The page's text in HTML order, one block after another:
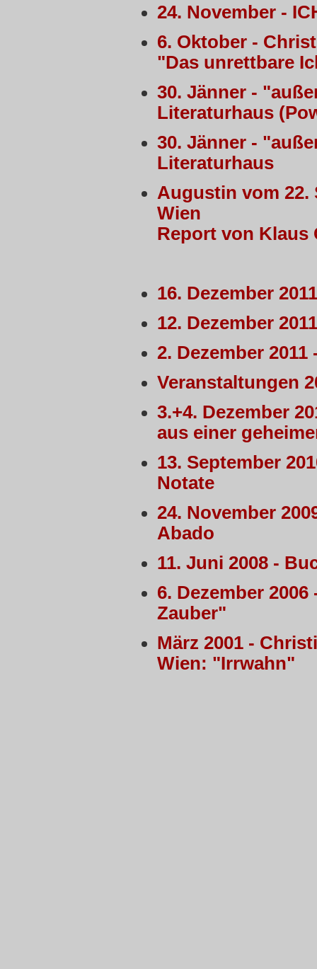
24. November -
6. Oktober -
"Das unrettbare
30. Jänner -
Literaturhaus
30. Jänner -
Literaturhaus
Augustin vom 22.
Wien
Report von Klaus
16. Dezember
12. Dezember
2. Dezember
Veranstaltungen
3.+4. Dezember
aus einer
13. September
Notate
24. November
Abado
11. Juni 2008 -
6. Dezember
Zauber"
März 2001 -
Wien: "Irrwahn"